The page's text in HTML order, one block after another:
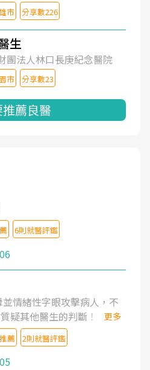
市 分享數226
生
團法人林口長庚紀念醫院
市 分享數23
薦良醫
6則就醫評鑑
情緒性字眼攻擊病人，不
疑其他醫生的判斷！
更多
薦 2則就醫評鑑